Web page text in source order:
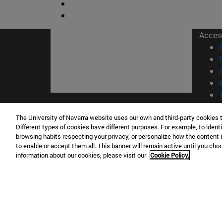
©
Campus Pamplona
The University of Navarra website uses our own and third-party
Different types of cookies have different purposes. For example, to
browsing habits respecting your privacy, or personalize how the
to enable or accept them all. This banner will remain active until you
information about our cookies, please visit our Cookie Policy.